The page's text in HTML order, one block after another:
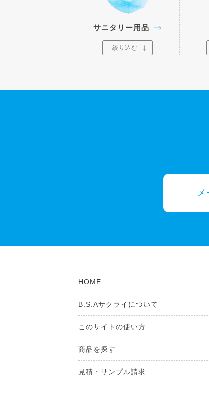
サニタリー用品
絞り込む
メ
HOME
B.S.Aサクライについて
このサイトの使い方
商品を探す
見積・サンプル請求